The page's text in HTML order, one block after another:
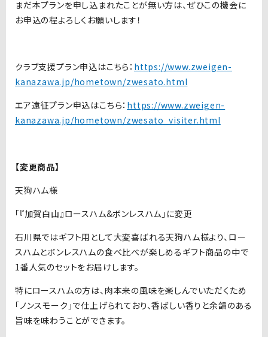
まだ本プランを申し込まれたことが無い方は、ぜひこの機会に
お申込の程よろしくお願いします！
クラブ支援プラン申込はこちら： https://www.zweigen-
kanazawa.jp/hometown/zwesato.html
エア遠征プラン申込はこちら： https://www.zweigen-
kanazawa.jp/hometown/zwesato_visiter.html
【変更商品】
天狗ハム様
「『加賀白山』ロースハム&ボンレスハム」に変更
石川県ではギフト用として大変喜ばれる天狗ハム様より、ロー
スハムとボンレスハムの食べ比べが楽しめるギフト商品の中で
1番人気のセットをお届けします。
特にロースハムの方は、肉本来の風味を楽しんでいただくため
「ノンスモーク」で仕上げられており、香ばしい香りと余韻のある
旨味を味わうことができます。